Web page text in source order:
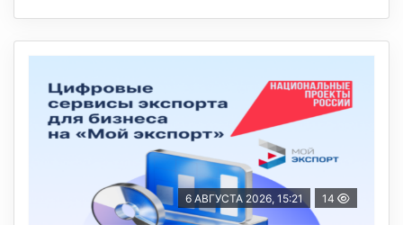
6 АВГУСТА 2026, 15:21 14